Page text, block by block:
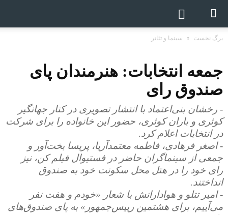
برگ نخست سینما و تئاتر
جمعه انتخابات: هنرمندان پای
صندوق رای
- رخشان بنی‌اعتماد با انتشار تصویری در کنار جهانگیر
کوثری و باران کوثری، حضور این خانواده را برای شرکت
در انتخابات اعلام کرد.
- اصغر فرهادی، فاطمه معتمدآریا، پریسا بخت‌آور و
جمعی از سینماگران حاضر در فستیوال فیلم کن، نیز
رای خود را در هتل محل سکونت خود به صندوق
انداختند.
- امیر تتلو و هوادارانش با شعار «خودم و هفت نفر
می‌آییم، برای هشتمین رییس‌جمهور» به پای صندوق‌های